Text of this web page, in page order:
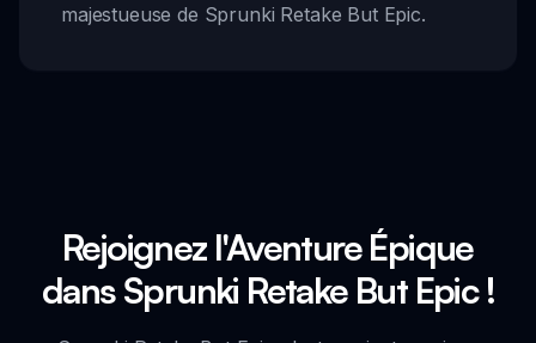
majestueuse de Sprunki Retake But Epic.
Rejoignez l'Aventure Épique
dans Sprunki Retake But Epic !